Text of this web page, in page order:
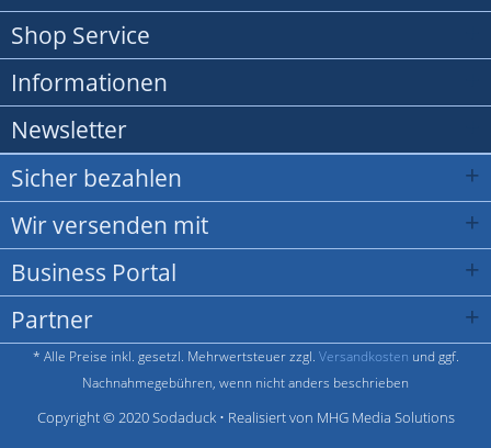
Shop Service
Informationen
Newsletter
Sicher bezahlen
Wir versenden mit
Business Portal
Partner
* Alle Preise inkl. gesetzl. Mehrwertsteuer zzgl. Versandkosten und ggf.
Nachnahmegebühren, wenn nicht anders beschrieben
Copyright © 2020 Sodaduck • Realisiert von MHG Media Solutions